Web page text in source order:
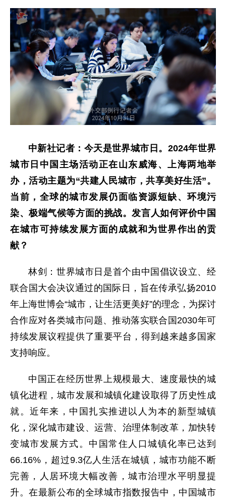
中新社记者：今天是世界城市日。2024年世界
城市日中国主场活动正在山东威海、上海两地举
办，活动主题为“共建人民城市，共享美好生活”。
当前，全球的城市发展仍面临资源短缺、环境污
染、极端气候等方面的挑战。发言人如何评价中国
在城市可持续发展方面的成就和为世界作出的贡
献？
林剑：世界城市日是首个由中国倡议设立、经
联合国大会决议通过的国际日，旨在传承弘扬2010
年上海世博会“城市，让生活更美好”的理念，为探讨
合作应对各类城市问题、推动落实联合国2030年可
持续发展议程提供了重要平台，得到越来越多国家
支持响应。
中国正在经历世界上规模最大、速度最快的城
镇化进程，城市发展和城镇化建设取得了历史性成
就。近年来，中国扎实推进以人为本的新型城镇
化，深化城市建设、运营、治理体制改革，加快转
变城市发展方式。中国常住人口城镇化率已达到
66.16%，超过9.3亿人生活在城镇，城市功能不断
完善，人居环境大幅改善，城市治理水平明显提
升。在最新公布的全球城市指数报告中，中国城市